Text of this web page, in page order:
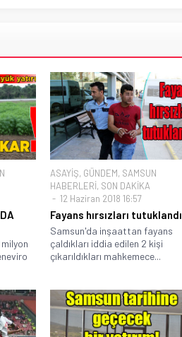
ASAYİŞ, GÜNDEM, SAMSUN
HABERLERİ, SON DAKİKA
12 Haziran 2018 16:57
Fayans hırsızları tutuklandı
Samsun'da inşaattan fayans
çaldıkları iddia edilen 2 kişi
çıkarıldıkları mahkemece...